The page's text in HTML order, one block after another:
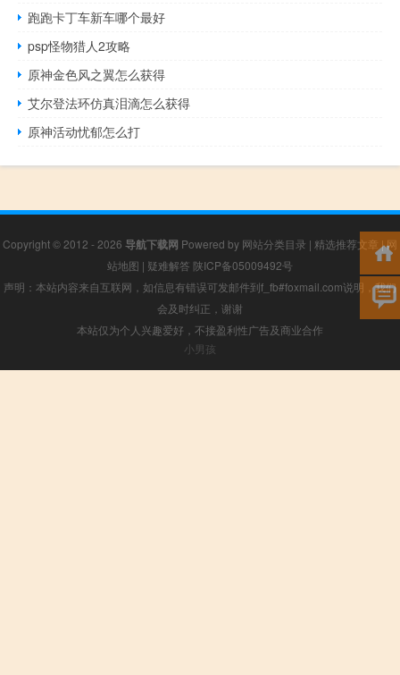
跑跑卡丁车新车哪个最好
psp怪物猎人2攻略
原神金色风之翼怎么获得
艾尔登法环仿真泪滴怎么获得
原神活动忧郁怎么打
Copyright © 2012 - 2026 导航下载网 Powered by 网站分类目录 | 精选推荐文章 |网
站地图 | 疑难解答 陕ICP备05009492号
声明：本站内容来自互联网，如信息有错误可发邮件到f_fb#foxmail.com说明，我们
会及时纠正，谢谢
本站仅为个人兴趣爱好，不接盈利性广告及商业合作
小男孩